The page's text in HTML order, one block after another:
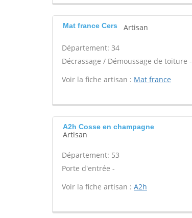
Mat france Cers Artisan
Département: 34
Décrassage / Démoussage de toiture -
Voir la fiche artisan : Mat france
A2h Cosse en champagne
Artisan
Département: 53
Porte d'entrée -
Voir la fiche artisan : A2h